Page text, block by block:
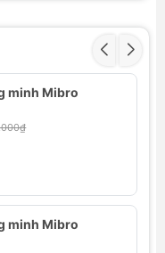
minh Mibro
minh Mibro